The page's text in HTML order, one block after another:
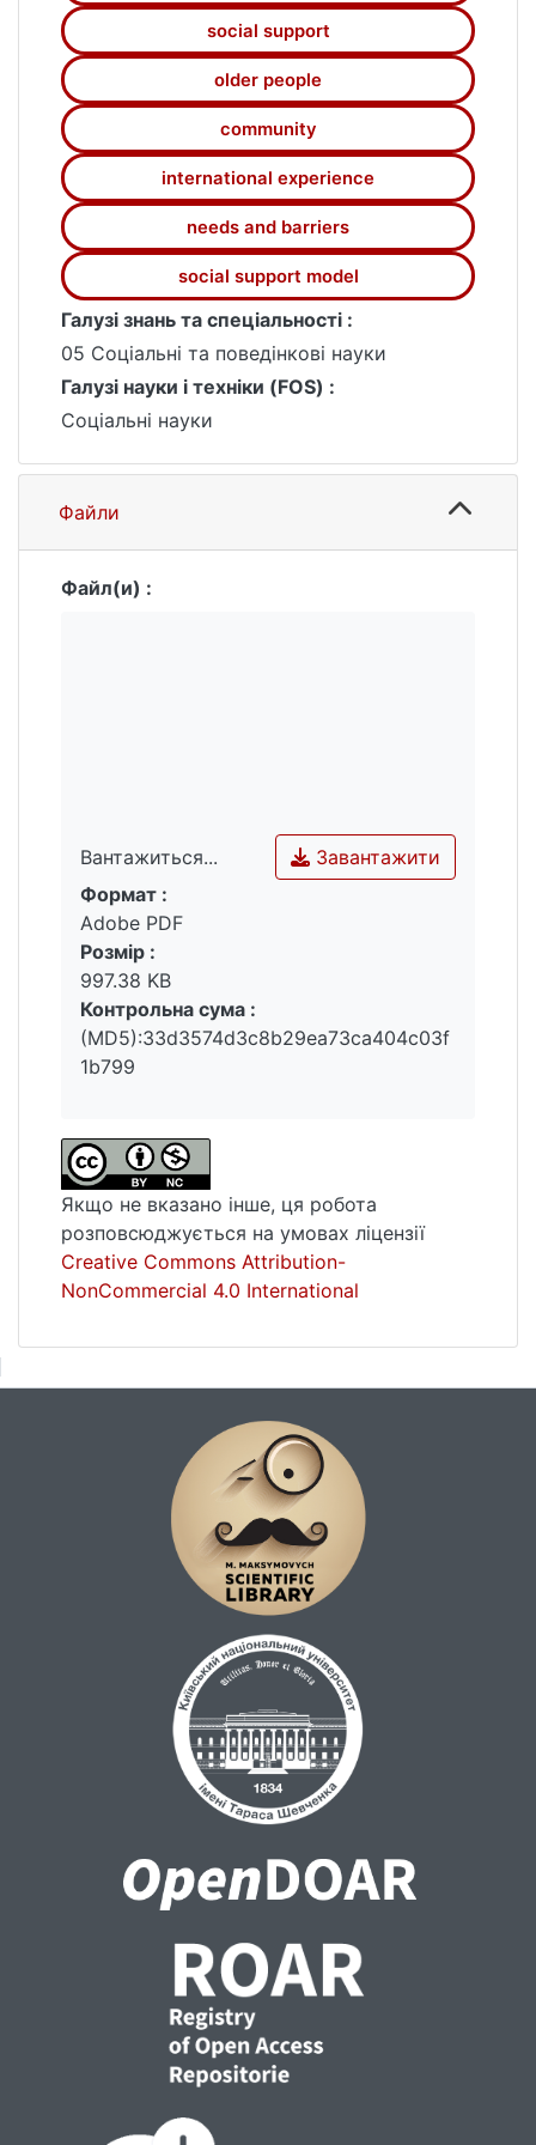
вторгнення РФ спричинило масові
переміщення, руйнування інфраструктури,
що особливо вдарило по літніх
громадянах, зокрема тих, хто залишився
без підтримки родини. Актуальним є
пошук механізмів психосоціальної
допомоги.
social support
older people
community
international experience
needs and barriers
social support model
Галузі знань та спеціальності :
05 Соціальні та поведінкові науки
Галузі науки і техніки (FOS) :
Соціальні науки
Файли
Файл(и) :
Вантажиться...
Вантажиться...
Завантажити
Формат :
Adobe PDF
Розмір :
997.38 KB
Контрольна сума :
(MD5):33d3574d3c8b29ea73ca404c03f
1b799
Якщо не вказано інше, ця робота
розповсюджується на умовах ліцензії
Creative Commons Attribution-
NonCommercial 4.0 International